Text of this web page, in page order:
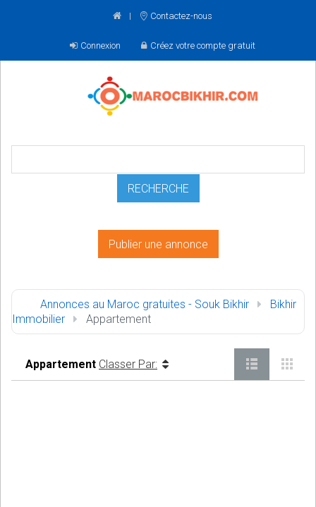
Contactez-nous
Connexion Créez votre compte gratuit
Publier une annonce
Annonces au Maroc gratuites - Souk Bikhir
Bikhir
Immobilier
Appartement
Appartement Classer Par: